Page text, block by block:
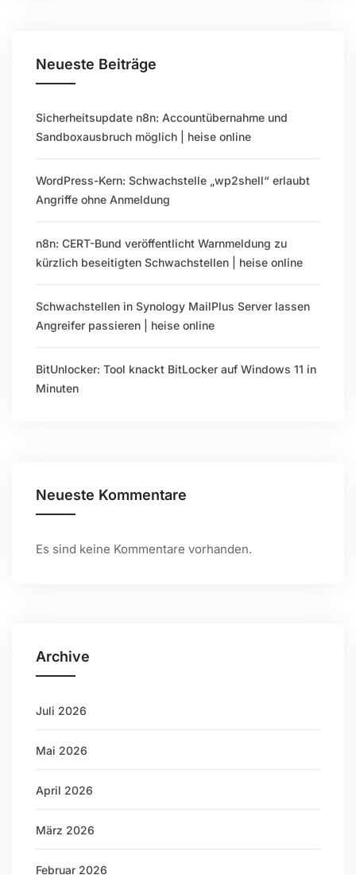
Neueste Beiträge
Sicherheitsupdate n8n: Accountübernahme und
Sandboxausbruch möglich | heise online
WordPress-Kern: Schwachstelle „wp2shell“ erlaubt
Angriffe ohne Anmeldung
n8n: CERT-Bund veröffentlicht Warnmeldung zu
kürzlich beseitigten Schwachstellen | heise online
Schwachstellen in Synology MailPlus Server lassen
Angreifer passieren | heise online
BitUnlocker: Tool knackt BitLocker auf Windows 11 in
Minuten
Neueste Kommentare
Es sind keine Kommentare vorhanden.
Archive
Juli 2026
Mai 2026
April 2026
März 2026
Februar 2026